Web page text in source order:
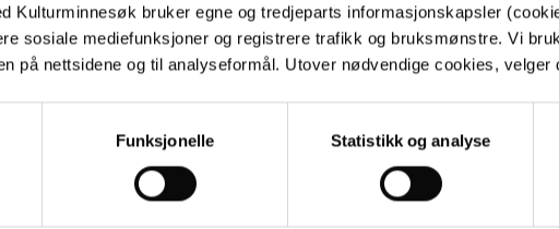
Kulturminnesøk bruker egne og tredjeparts informasjonskapsler
sosiale mediefunksjoner og registrere trafikk og bruksmønstre. Vi
på nettsidene og til analyseformål. Utover nødvendige cookies, velger
Funksjonelle Statistikk og analyse